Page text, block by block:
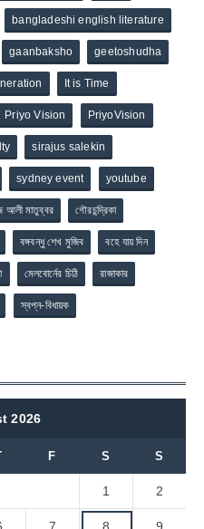
bangladeshi english literature
gaanbaksho geetoshudha
It is Time
Priyo Vision PriyoVision
sirajus salekin
sydney event youtube
মাতুব্বর গৌরচন্দ্রিকা
বঙ্গবন্ধু শেখ মুজিব বহে যায় দিন
মেলবোর্নের চিঠি রাজাকার
স্বপ্ন-বিধায়ক
2026
F S S
1 2